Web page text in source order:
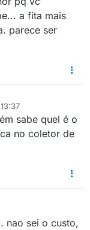
a fita mais
parece ser
sabe quel é o
no coletor de
nao sei o custo,